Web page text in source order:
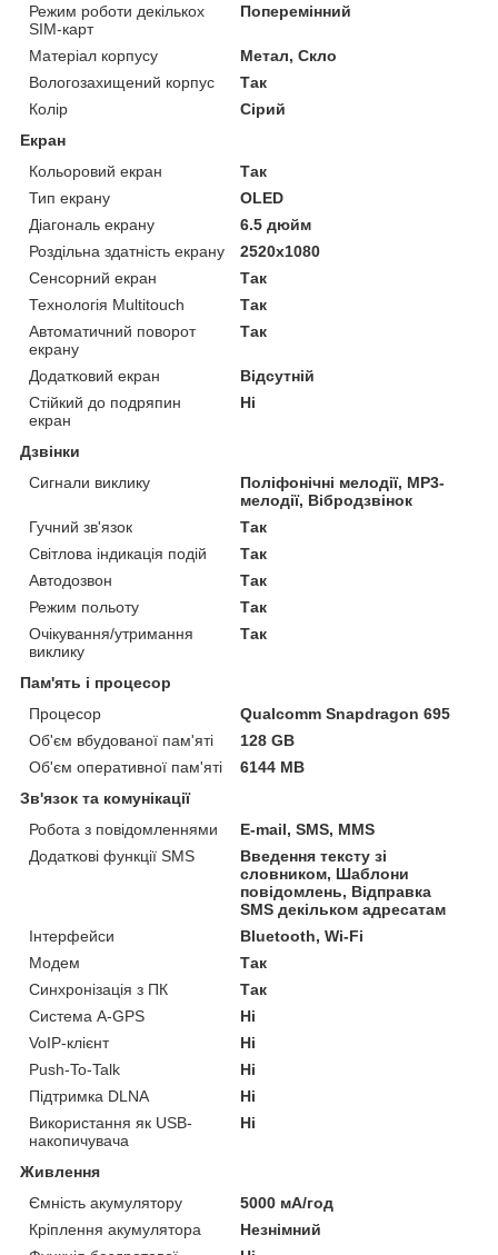
Режим роботи декількох
SIM-карт
Поперемінний
Матеріал корпусу
Метал, Скло
Вологозахищений корпус
Так
Колір
Сірий
Екран
Кольоровий екран
Так
Тип екрану
OLED
Діагональ екрану
6.5 дюйм
Роздільна здатність екрану
2520х1080
Сенсорний екран
Так
Технологія Multitouch
Так
Автоматичний поворот
екрану
Так
Додатковий екран
Відсутній
Стійкий до подряпин
екран
Ні
Дзвінки
Сигнали виклику
Поліфонічні мелодії, MP3-
мелодії, Вібродзвінок
Гучний зв'язок
Так
Світлова індикація подій
Так
Автодозвон
Так
Режим польоту
Так
Очікування/утримання
виклику
Так
Пам'ять і процесор
Процесор
Qualcomm Snapdragon 695
Об'єм вбудованої пам'яті
128 GB
Об'єм оперативної пам'яті
6144 MB
Зв'язок та комунікації
Робота з повідомленнями
E-mail, SMS, MMS
Додаткові функції SMS
Введення тексту зі
словником, Шаблони
повідомлень, Відправка
SMS декільком адресатам
Інтерфейси
Bluetooth, Wi-Fi
Модем
Так
Синхронізація з ПК
Так
Система A-GPS
Ні
VoIP-клієнт
Ні
Push-To-Talk
Ні
Підтримка DLNA
Ні
Використання як USB-
накопичувача
Ні
Живлення
Ємність акумулятору
5000 мА/год
Кріплення акумулятора
Незнімний